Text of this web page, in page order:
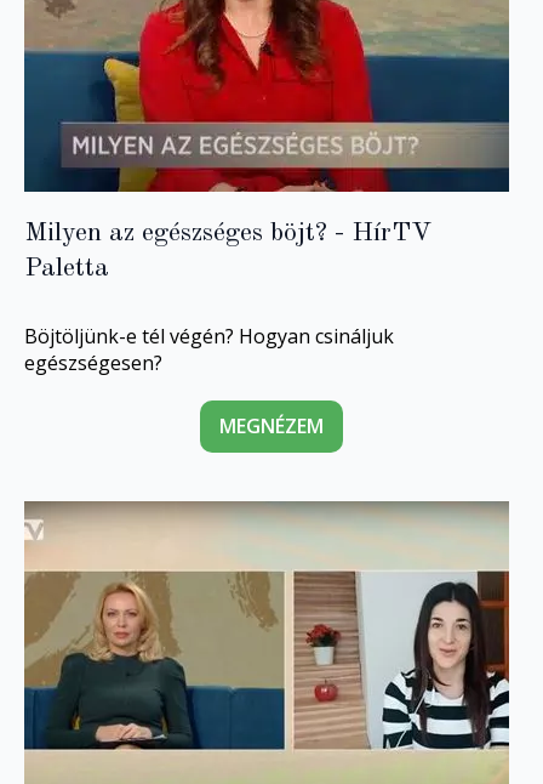
Milyen az egészséges böjt? - HírTV
Paletta
Böjtöljünk-e tél végén? Hogyan csináljuk
egészségesen?
MEGNÉZEM